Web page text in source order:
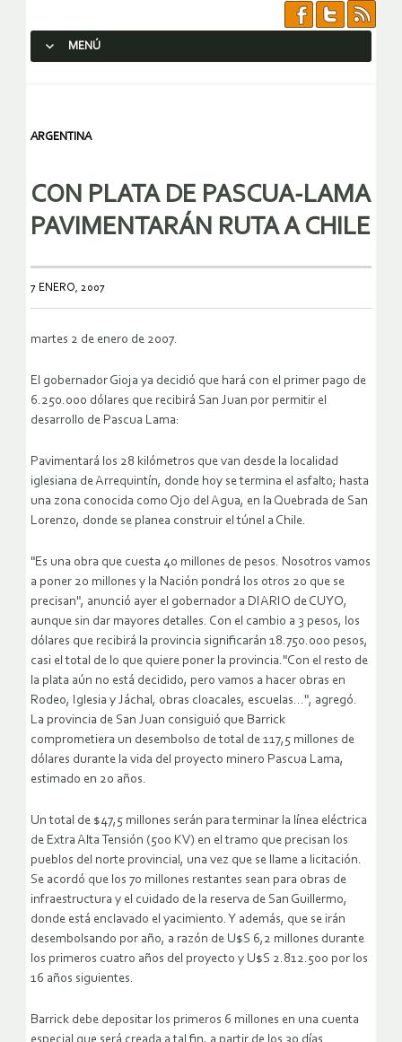
MENÚ
ARGENTINA
CON PLATA DE PASCUA-LAMA
PAVIMENTARÁN RUTA A CHILE
7 ENERO, 2007
martes 2 de enero de 2007.
El gobernador Gioja ya decidió que hará con el primer pago de
6.250.000 dólares que recibirá San Juan por permitir el
desarrollo de Pascua Lama:
Pavimentará los 28 kilómetros que van desde la localidad
iglesiana de Arrequintín, donde hoy se termina el asfalto; hasta
una zona conocida como Ojo del Agua, en la Quebrada de San
Lorenzo, donde se planea construir el túnel a Chile.
"Es una obra que cuesta 40 millones de pesos. Nosotros vamos
a poner 20 millones y la Nación pondrá los otros 20 que se
precisan", anunció ayer el gobernador a DIARIO de CUYO,
aunque sin dar mayores detalles. Con el cambio a 3 pesos, los
dólares que recibirá la provincia significarán 18.750.000 pesos,
casi el total de lo que quiere poner la provincia."Con el resto de
la plata aún no está decidido, pero vamos a hacer obras en
Rodeo, Iglesia y Jáchal, obras cloacales, escuelas…", agregó.
La provincia de San Juan consiguió que Barrick
comprometiera un desembolso de total de 117,5 millones de
dólares durante la vida del proyecto minero Pascua Lama,
estimado en 20 años.
Un total de $47,5 millones serán para terminar la línea eléctrica
de Extra Alta Tensión (500 KV) en el tramo que precisan los
pueblos del norte provincial, una vez que se llame a licitación.
Se acordó que los 70 millones restantes sean para obras de
infraestructura y el cuidado de la reserva de San Guillermo,
donde está enclavado el yacimiento. Y además, que se irán
desembolsando por año, a razón de U$S 6,2 millones durante
los primeros cuatro años del proyecto y U$S 2.812.500 por los
16 años siguientes.
Barrick debe depositar los primeros 6 millones en una cuenta